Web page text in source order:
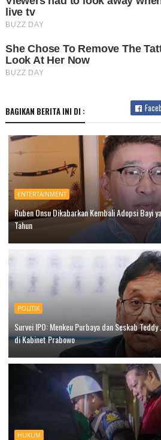
BAGIKAN BERITA INI DI :
ENTERTAINMENT
Ruben Onsu Dikabarkan Kembali Adopsi Bayi
Tahun
POLITIK
Survei IPO: Menkeu Purbaya dan Seskab
di Kabinet Prabowo
HUKUM